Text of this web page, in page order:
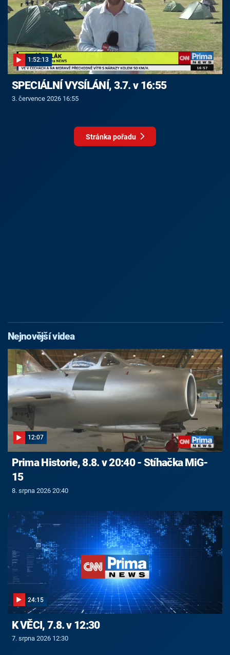
1:52:13
SPECIÁLNÍ VYSÍLÁNÍ, 3.7. v 16:55
3. července 2026 16:55
Stránka pořadu
Nejnovější videa
12:07
Prima Historie, 8.8. v 20:40 - Stíhačka MiG-
15
8. srpna 2026 20:40
24:15
K VĚCI, 7.8. v 12:30
7. srpna 2026 12:30